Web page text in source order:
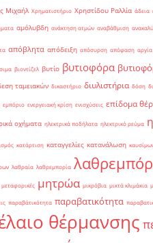
Μιχαήλ Χρηματιστήριο Χρηστίδου Ραλλία άδεια
αμόλυβδη ανάκτηση ατμών αναβάθμιση
απόβλητα απόδειξη απόσυρση απόφαση αργία
βιοντίζελ βυτίο βυτιοφόρα
ταμειακών δικαστήριο διυλιστήρια δόση
εμπόριο ενεργειακή κρίση ενισχύσεις επίδομα
οχήματα ηλεκτρικά ποδήλατα ηλεκτρικό ρεύμα
κατάρτιση καταγγελίες κατανάλωση
λαθραία λαθρεμπορία
μεταφορικές μητρώα μικρόβια μικτά κλιμάκια
παραβάτικότητα παραβατικότητα
θέρμανσης